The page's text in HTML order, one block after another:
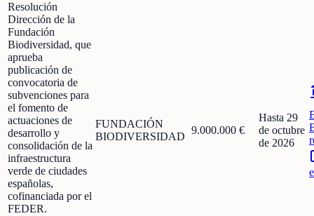
Resolución
Dirección de la
Fundación
Biodiversidad, que
aprueba
publicación de
convocatoria de
subvenciones para
el fomento de
actuaciones de
desarrollo y
consolidación de la
infraestructura
verde de ciudades
españolas,
cofinanciada por el
FEDER.
FUNDACIÓN
BIODIVERSIDAD
9.000.000 €
Hasta 29
de octubre
de 2026